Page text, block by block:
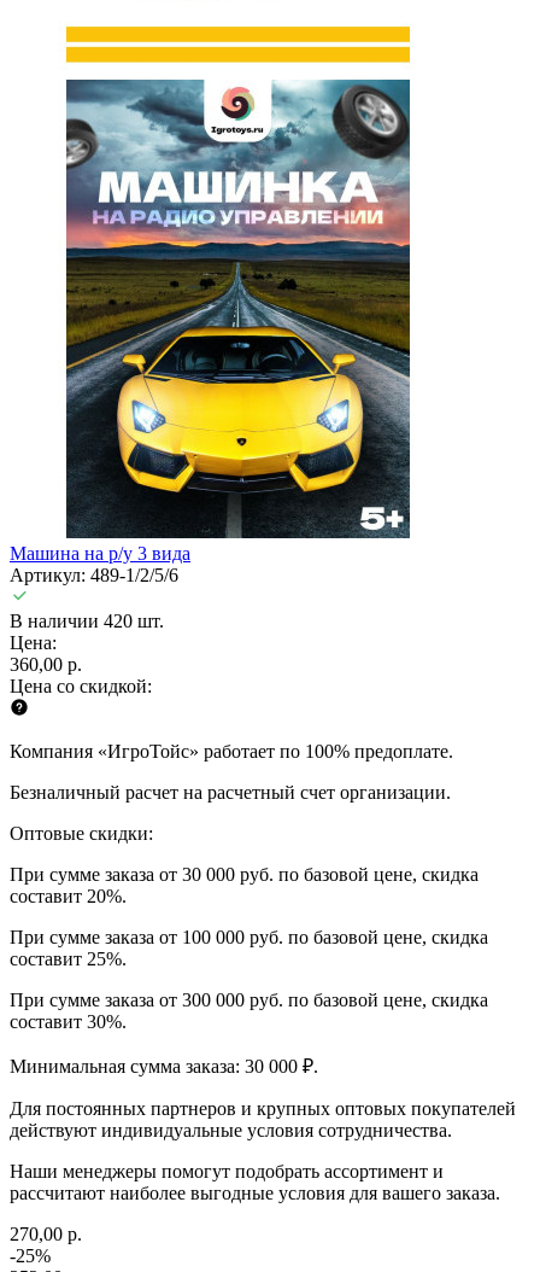
Машина на р/у 3 вида
Артикул: 489-1/2/5/6
В наличии 420 шт.
Цена:
360,00 р.
Цена со скидкой:
Компания «ИгроТойс» работает по 100% предоплате.
Безналичный расчет на расчетный счет организации.
Оптовые скидки:
При сумме заказа от 30 000 руб. по базовой цене, скидка
составит 20%.
При сумме заказа от 100 000 руб. по базовой цене, скидка
составит 25%.
При сумме заказа от 300 000 руб. по базовой цене, скидка
составит 30%.
Минимальная сумма заказа: 30 000 ₽.
Для постоянных партнеров и крупных оптовых покупателей
действуют индивидуальные условия сотрудничества.
Наши менеджеры помогут подобрать ассортимент и
рассчитают наиболее выгодные условия для вашего заказа.
270,00 р.
-25%